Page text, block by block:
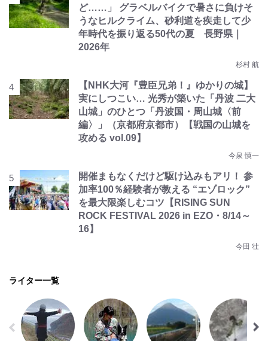
ど……」 グラベルバイクで暑さに負けそ
うなヒルクライム、砂利道を疾走して少
年時代を振り返る50代の夏 長野県｜
2026年
杉村 航
【NHK大河『豊臣兄弟！』ゆかりの城】
実にしつこい… 光秀が築いた「丹波 二大
山城」のひとつ「丹波国・周山城〈前
編〉」（京都府京都市）【戦国の山城を
攻める vol.09】
今泉 慎一
開催まもなくだけど駆け込みもアリ！ 参
加率100％経験者が教える “エゾロック”
を最大限楽しむコツ【RISING SUN
ROCK FESTIVAL 2026 in EZO・8/14～
16】
今田 壮
ライター一覧